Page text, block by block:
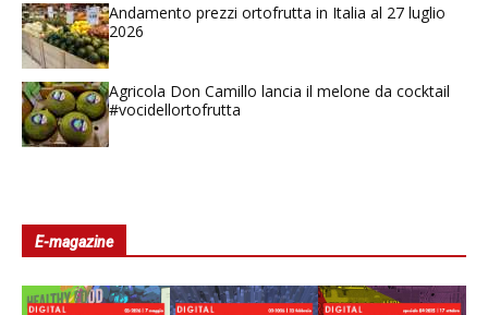
Andamento prezzi ortofrutta in Italia al 27 luglio
2026
Agricola Don Camillo lancia il melone da cocktail
#vocidellortofrutta
E-magazine